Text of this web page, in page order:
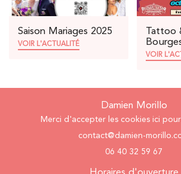
Saison Mariages 2025
VOIR L'ACTUALITÉ
Tattoo
VOIR
Damien Morillo
Merci d'accepter les cookies ici
06 40 32 59 67